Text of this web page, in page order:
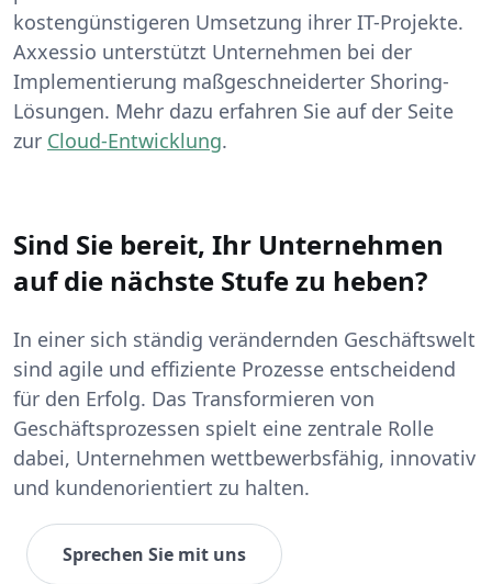
kostengünstigeren Umsetzung ihrer IT-Projekte.
Axxessio unterstützt Unternehmen bei der
Implementierung maßgeschneiderter Shoring-
Lösungen. Mehr dazu erfahren Sie auf der Seite
zur Cloud-Entwicklung.
Sind Sie bereit, Ihr Unternehmen
auf die nächste Stufe zu heben?
In einer sich ständig verändernden Geschäftswelt
sind agile und effiziente Prozesse entscheidend
für den Erfolg. Das Transformieren von
Geschäftsprozessen spielt eine zentrale Rolle
dabei, Unternehmen wettbewerbsfähig, innovativ
und kundenorientiert zu halten.
Sprechen Sie mit uns